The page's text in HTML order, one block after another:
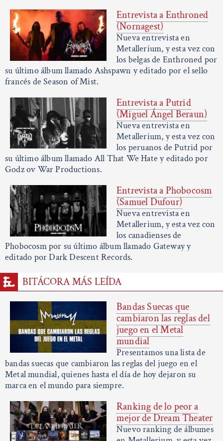
Entrevista a Enthroned
(Nornagest)
Nueva entrevista en
Metallerium, y esta vez con
los belgas de Enthroned por
su último álbum llamado Ashspawn y editado por el sello
francés de Season of Mist.
Entrevista a Putrid
(Miguel Ángel Beraun)
Nueva entrevista en
Metallerium, y esta vez con
los peruanos de Putrid por
su último álbum llamado All That We Hate y editado por
Godz ov War Productions.
Entrevista a Phobocosm
(Samuel Dufour)
Nueva entrevista en
Metallerium, y esta vez con
los canadienses de
Phobocosm por su último álbum llamado Gateway y
editado por Dark Descent Records.
BITÁCORA MÁS LEÍDA
Bandas Suecas que
cambiaron las reglas del
juego en el Metal
mundial
Presentamos una lista de
bandas suecas que cambiaron las reglas del juego en el
Metal mundial, quienes hasta el día de hoy dejaron su
marca en el mundo para siempre.
Ranking de lo peor a
mejor de Dream Theater
Nuevo ranking de álbumes